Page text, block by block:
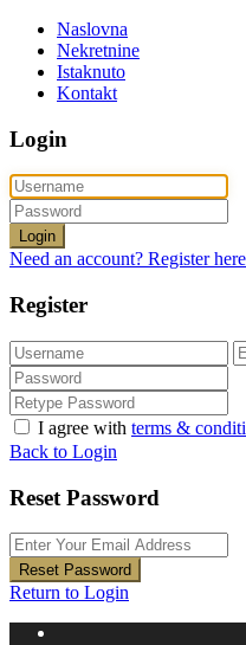
Naslovna
Nekretnine
Istaknuto
Kontakt
Login
Login
Need an account? Register
Register
I agree with terms &
Back to Login
Reset Password
Reset Password
Return to Login